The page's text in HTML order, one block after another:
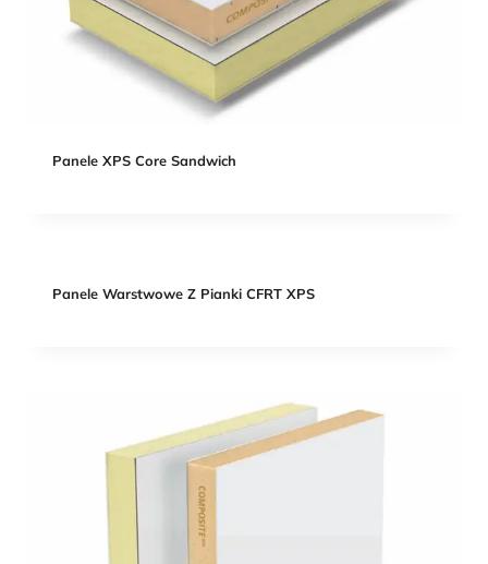
Panele XPS Core Sandwich
Panele Warstwowe Z Pianki CFRT XPS